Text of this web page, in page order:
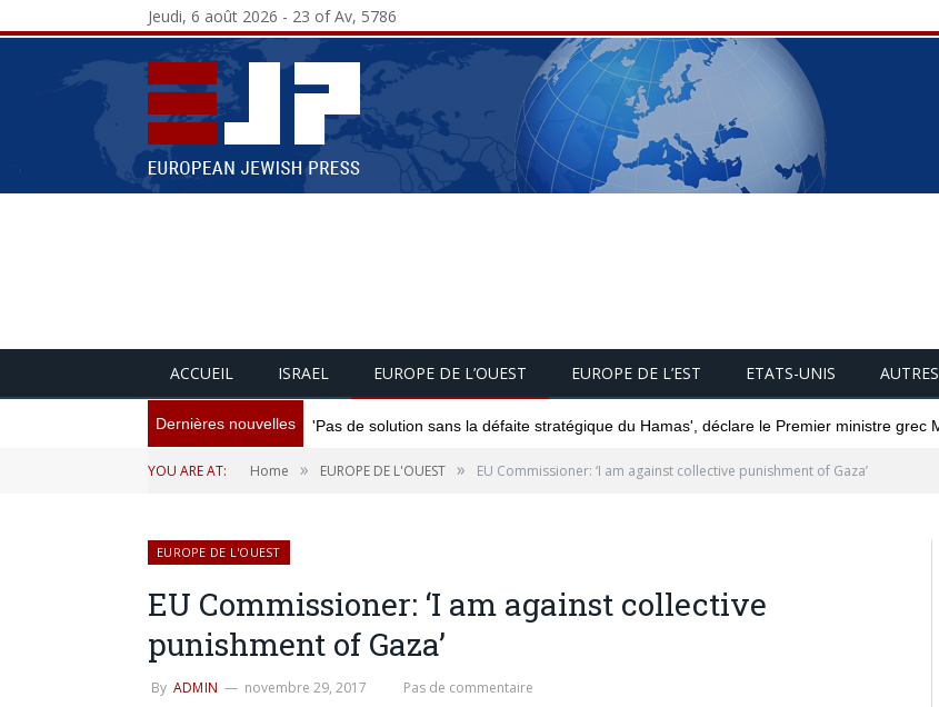
Jeudi, 6 août 2026 - 23 of Av, 5786
ACCUEIL ISRAEL EUROPE DE L’OUEST EUROPE DE L’EST ETATS-UNIS AUTRES
Dernières nouvelles Les accords d'Abraham sont-ils plus forts que la guerre entre Israël et le Hamas ?
YOU ARE AT: Home » EUROPE DE L'OUEST » EU Commissioner: ‘I am against collective punishment of Gaza’
EUROPE DE L'OUEST
EU Commissioner: ‘I am against collective
punishment of Gaza’
By ADMIN novembre 29, 2017 Pas de commentaire